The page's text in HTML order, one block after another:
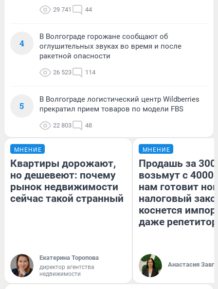
29 741 44
4
В Волгограде горожане сообщают об
оглушительных звуках во время и после
ракетной опасности
26 523 114
5
В Волгограде логистический центр Wildberries
прекратил прием товаров по модели FBS
22 803 48
МНЕНИЕ
Квартиры дорожают,
но дешевеют: почему
рынок недвижимости
сейчас такой странный
Екатерина Торопова
директор агентства
недвижимости
МНЕНИЕ
Продашь за
возьмут с
нам готовит
налоговый
коснется
даже
Анастасия